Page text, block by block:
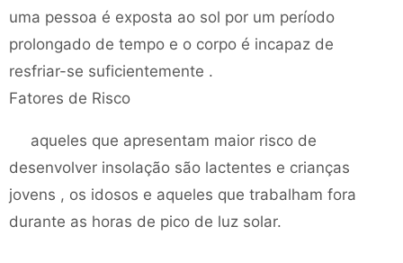
uma pessoa é exposta ao sol por um período
prolongado de tempo e o corpo é incapaz de
resfriar-se suficientemente .
Fatores de Risco
aqueles que apresentam maior risco de
desenvolver insolação são lactentes e crianças
jovens , os idosos e aqueles que trabalham fora
durante as horas de pico de luz solar.